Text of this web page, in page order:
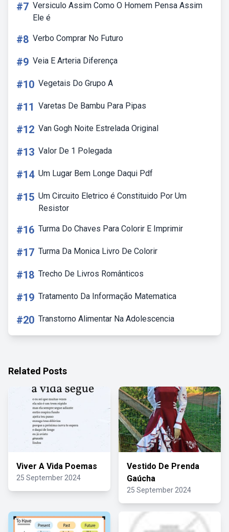
#7 Versiculo Assim Como O Homem Pensa Assim
Ele é
#8 Verbo Comprar No Futuro
#9 Veia E Arteria Diferença
#10 Vegetais Do Grupo A
#11 Varetas De Bambu Para Pipas
#12 Van Gogh Noite Estrelada Original
#13 Valor De 1 Polegada
#14 Um Lugar Bem Longe Daqui Pdf
#15 Um Circuito Eletrico é Constituido Por Um
Resistor
#16 Turma Do Chaves Para Colorir E Imprimir
#17 Turma Da Monica Livro De Colorir
#18 Trecho De Livros Românticos
#19 Tratamento Da Informação Matematica
#20 Transtorno Alimentar Na Adolescencia
Related Posts
Viver A Vida Poemas
25 September 2024
Vestido De Prenda
Gaúcha
25 September 2024